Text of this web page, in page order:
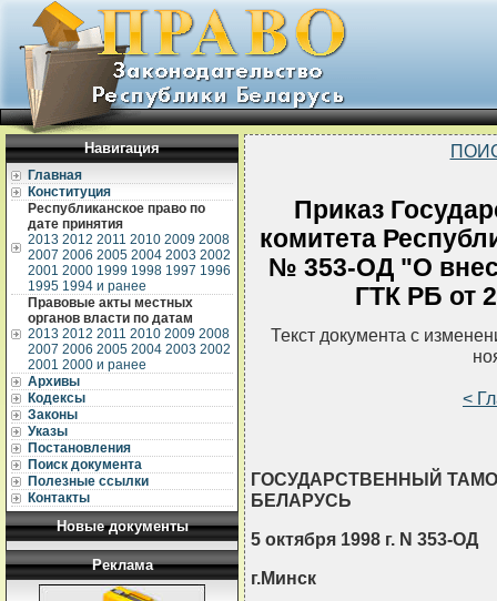
Навигация
Главная
Конституция
Республиканское право по
дате принятия
2013 2012 2011 2010 2009 2008
2007 2006 2005 2004 2003 2002
2001 2000 1999 1998 1997 1996
1995 1994 и ранее
Правовые акты местных
органов власти по датам
2013 2012 2011 2010 2009 2008
2007 2006 2005 2004 2003 2002
2001 2000 и ранее
Архивы
Кодексы
Законы
Указы
Постановления
Поиск документа
Полезные ссылки
Контакты
Новые документы
Реклама
Приказ
комитета
№ 353-ОД "О
ГТК РБ от
Текст документа с
<
ГОСУДАРСТВЕННЫЙ
БЕЛАРУСЬ
5 октября 1998 г. N 353-ОД
г.Минск